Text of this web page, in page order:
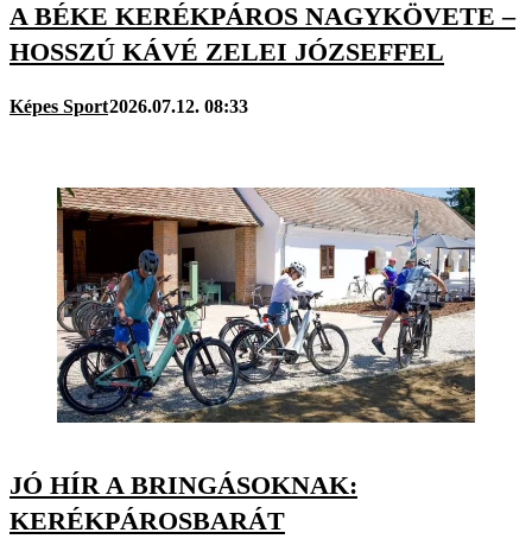
A BÉKE KERÉKPÁROS NAGYKÖVETE –
HOSSZÚ KÁVÉ ZELEI JÓZSEFFEL
Képes Sport2026.07.12. 08:33
JÓ HÍR A BRINGÁSOKNAK:
KERÉKPÁROSBARÁT